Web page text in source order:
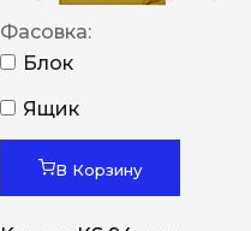
Фасовка:
Блок
Ящик
В Корзину